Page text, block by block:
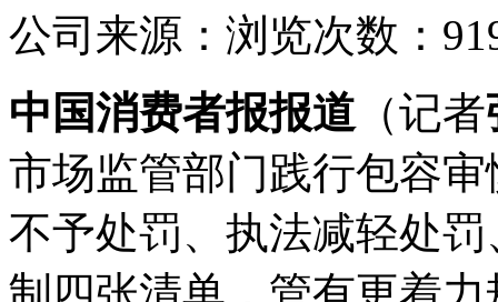
公司 来源： 浏览次数：
中国消费者报报道 （记者
市场监管部门践行包容
不予处罚、执法减轻处